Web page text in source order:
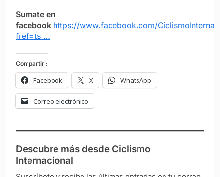
Sumate en
facebook https://www.facebook.com/
fref=ts …
Compartir :
Facebook X WhatsApp
Correo electrónico
Descubre más desde Ciclismo
Internacional